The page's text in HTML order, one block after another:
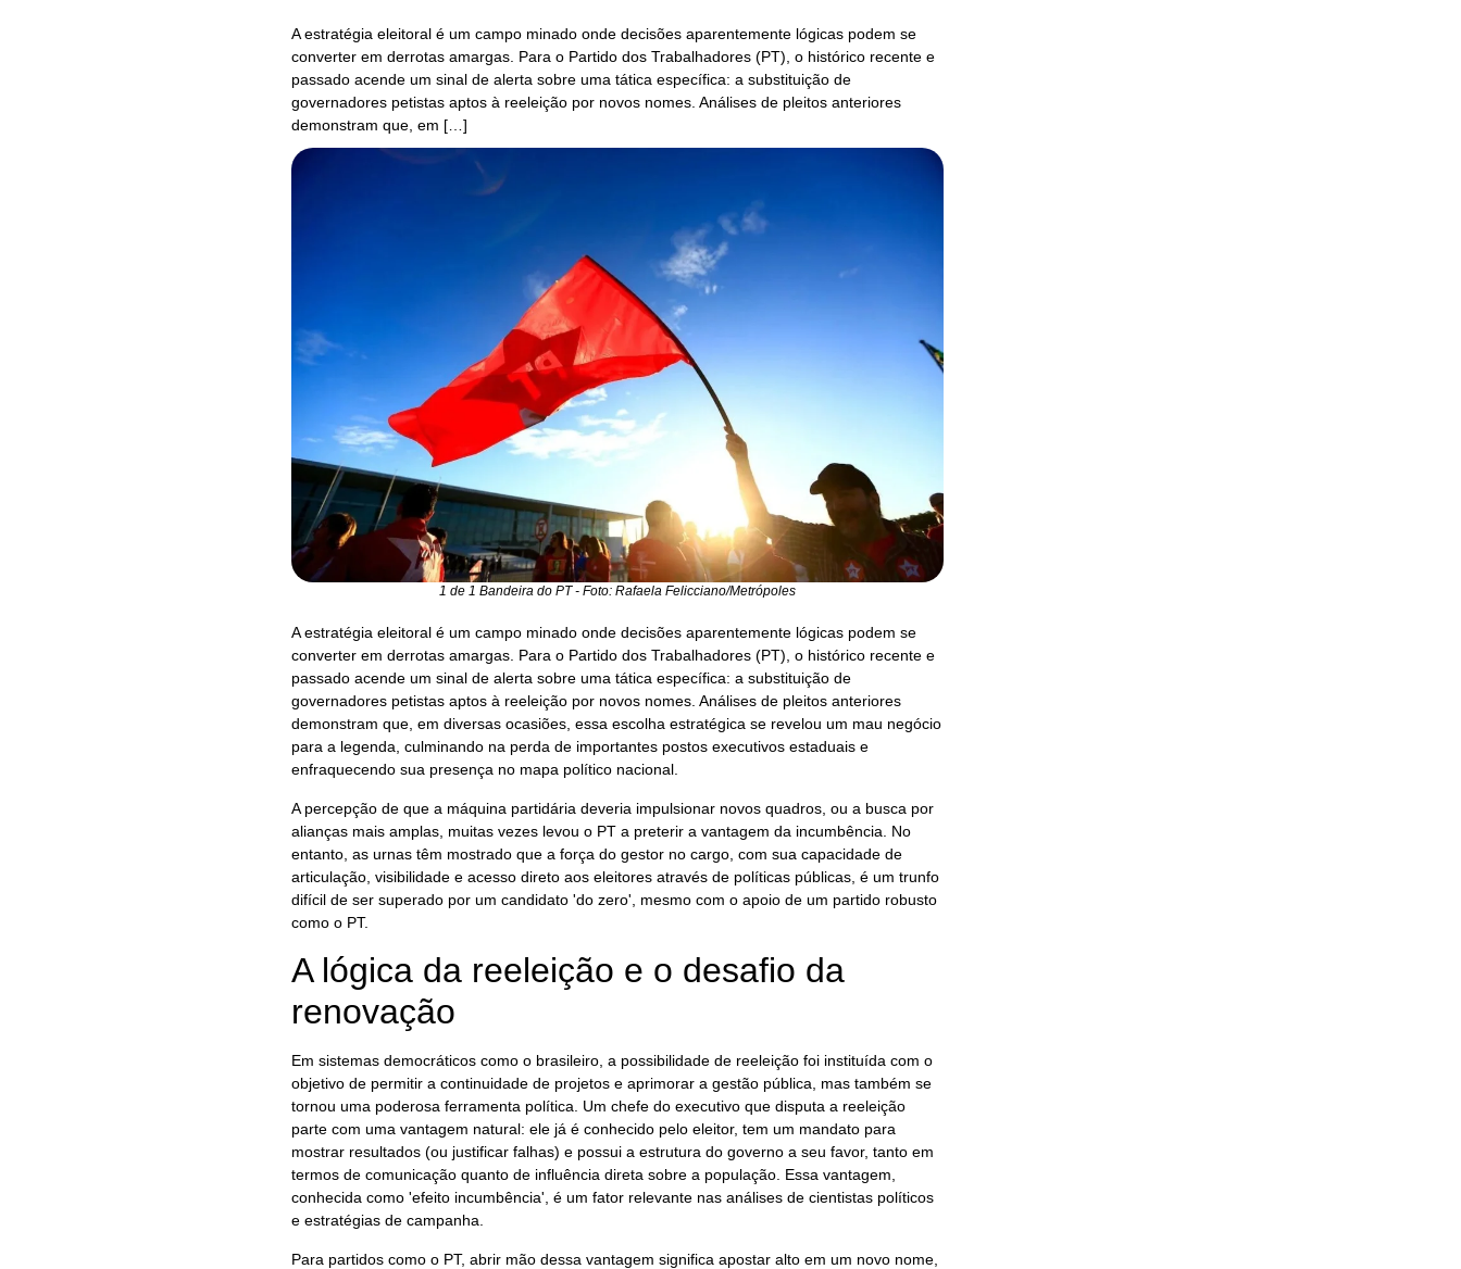
A estratégia eleitoral é um campo minado onde decisões aparentemente lógicas podem se
converter em derrotas amargas. Para o Partido dos Trabalhadores (PT), o histórico recente e
passado acende um sinal de alerta sobre uma tática específica: a substituição de
governadores petistas aptos à reeleição por novos nomes. Análises de pleitos anteriores
demonstram que, em […]
1 de 1 Bandeira do PT - Foto: Rafaela Felicciano/Metrópoles
A estratégia eleitoral é um campo minado onde decisões aparentemente lógicas podem se
converter em derrotas amargas. Para o Partido dos Trabalhadores (PT), o histórico recente e
passado acende um sinal de alerta sobre uma tática específica: a substituição de
governadores petistas aptos à reeleição por novos nomes. Análises de pleitos anteriores
demonstram que, em diversas ocasiões, essa escolha estratégica se revelou um mau negócio
para a legenda, culminando na perda de importantes postos executivos estaduais e
enfraquecendo sua presença no mapa político nacional.
A percepção de que a máquina partidária deveria impulsionar novos quadros, ou a busca por
alianças mais amplas, muitas vezes levou o PT a preterir a vantagem da incumbência. No
entanto, as urnas têm mostrado que a força do gestor no cargo, com sua capacidade de
articulação, visibilidade e acesso direto aos eleitores através de políticas públicas, é um trunfo
difícil de ser superado por um candidato 'do zero', mesmo com o apoio de um partido robusto
como o PT.
A lógica da reeleição e o desafio da
renovação
Em sistemas democráticos como o brasileiro, a possibilidade de reeleição foi instituída com o
objetivo de permitir a continuidade de projetos e aprimorar a gestão pública, mas também se
tornou uma poderosa ferramenta política. Um chefe do executivo que disputa a reeleição
parte com uma vantagem natural: ele já é conhecido pelo eleitor, tem um mandato para
mostrar resultados (ou justificar falhas) e possui a estrutura do governo a seu favor, tanto em
termos de comunicação quanto de influência direta sobre a população. Essa vantagem,
conhecida como 'efeito incumbência', é um fator relevante nas análises de cientistas políticos
e estratégias de campanha.
Para partidos como o PT, abrir mão dessa vantagem significa apostar alto em um novo nome,